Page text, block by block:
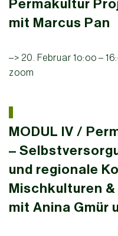
Permakultur
mit Marcus Pan
–> 20. Februar 1o:oo –
zoom
MODUL IV /
–
und regionale
Mischkulturen &
mit Anina Gmür